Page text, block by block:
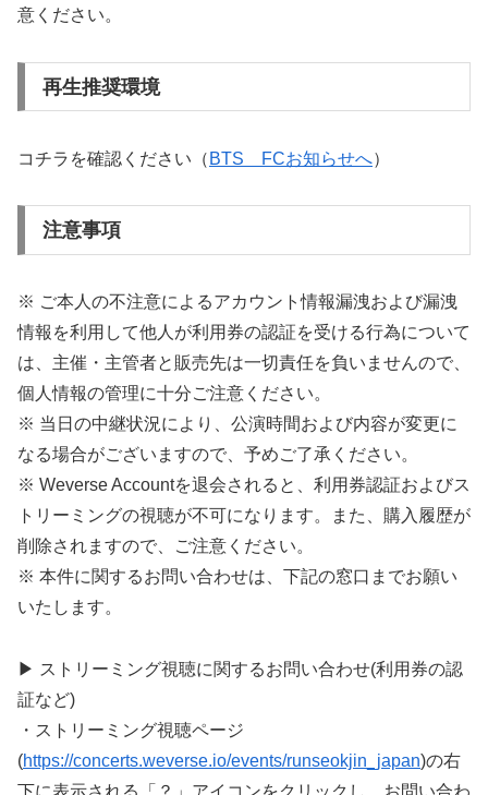
意ください。
再生推奨環境
コチラを確認ください（ BTS FCお知らせへ）
注意事項
※ ご本人の不注意によるアカウント情報漏洩および漏洩
情報を利用して他人が利用券の認証を受ける行為について
は、主催・主管者と販売先は一切責任を負いませんので、
個人情報の管理に十分ご注意ください。
※ 当日の中継状況により、公演時間および内容が変更に
なる場合がございますので、予めご了承ください。
※ Weverse Accountを退会されると、利用券認証およびス
トリーミングの視聴が不可になります。また、購入履歴が
削除されますので、ご注意ください。
※ 本件に関するお問い合わせは、下記の窓口までお願い
いたします。
▶ ストリーミング視聴に関するお問い合わせ(利用券の認
証など)
・ストリーミング視聴ページ
(https://concerts.weverse.io/events/runseokjin_japan)の右
下に表示される「？」アイコンをクリックし、お問い合わ